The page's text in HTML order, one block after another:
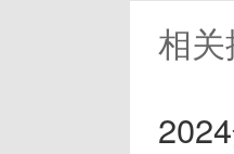
易忘
相